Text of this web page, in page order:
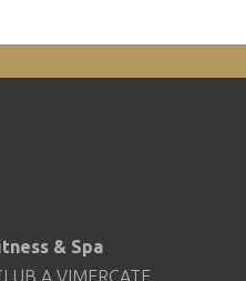
& Spa
A VIMERCATE